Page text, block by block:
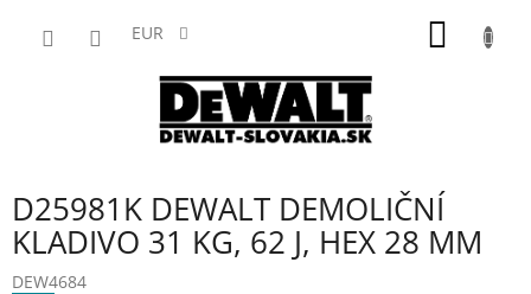
EUR
D25981K DEWALT DEMOLIČNÍ
KLADIVO 31 KG, 62 J, HEX 28 MM
DEW4684